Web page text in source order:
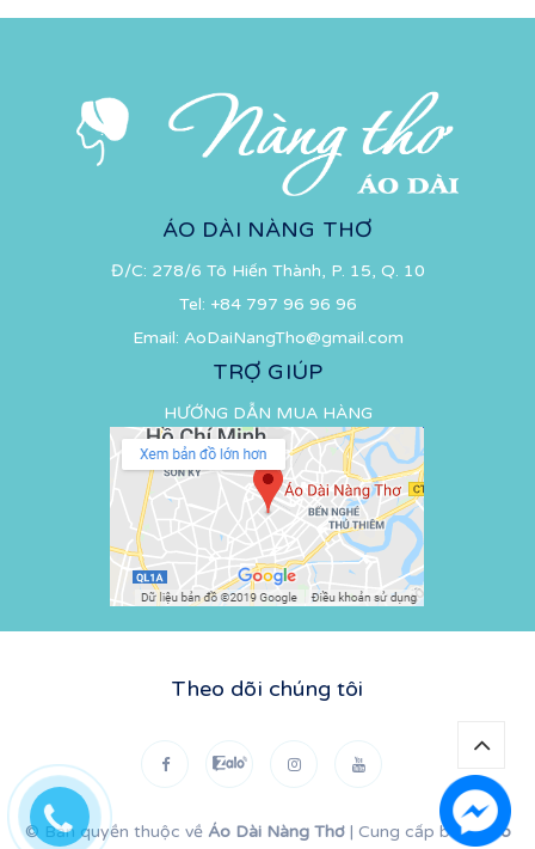
ÁO DÀI NÀNG THƠ
Đ/C: 278/6 Tô Hiến Thành, P. 15, Q. 10
Tel: +84 797 96 96 96
Email: AoDaiNangTho@gmail.com
TRỢ GIÚP
HƯỚNG DẪN MUA HÀNG
Theo dõi chúng tôi
© Bản quyền thuộc về Áo Dài Nàng Thơ | Cung cấp bởiSapo